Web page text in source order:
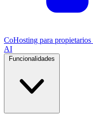
CoHosting para propietarios
AI